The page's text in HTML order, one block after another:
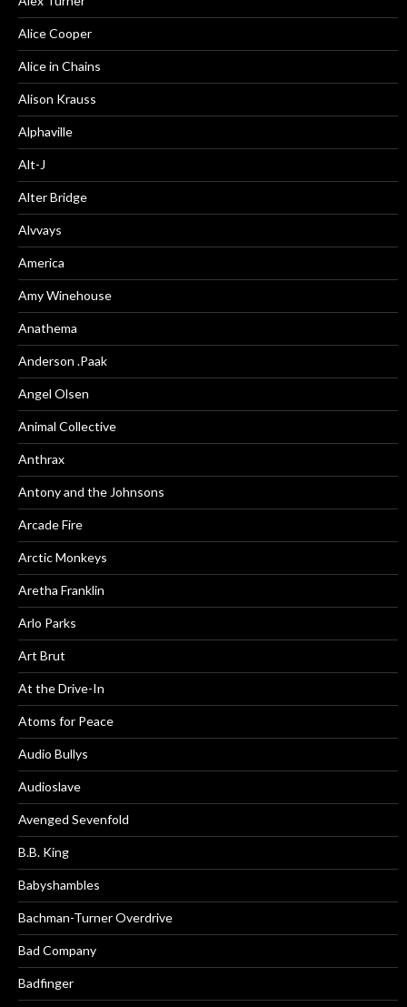
Alice Cooper
Alice in Chains
Alison Krauss
Alphaville
Alt-J
Alter Bridge
Alvvays
America
Amy Winehouse
Anathema
Anderson .Paak
Angel Olsen
Animal Collective
Anthrax
Antony and the Johnsons
Arcade Fire
Arctic Monkeys
Aretha Franklin
Arlo Parks
Art Brut
At the Drive-In
Atoms for Peace
Audio Bullys
Audioslave
Avenged Sevenfold
B.B. King
Babyshambles
Bachman-Turner Overdrive
Bad Company
Badfinger